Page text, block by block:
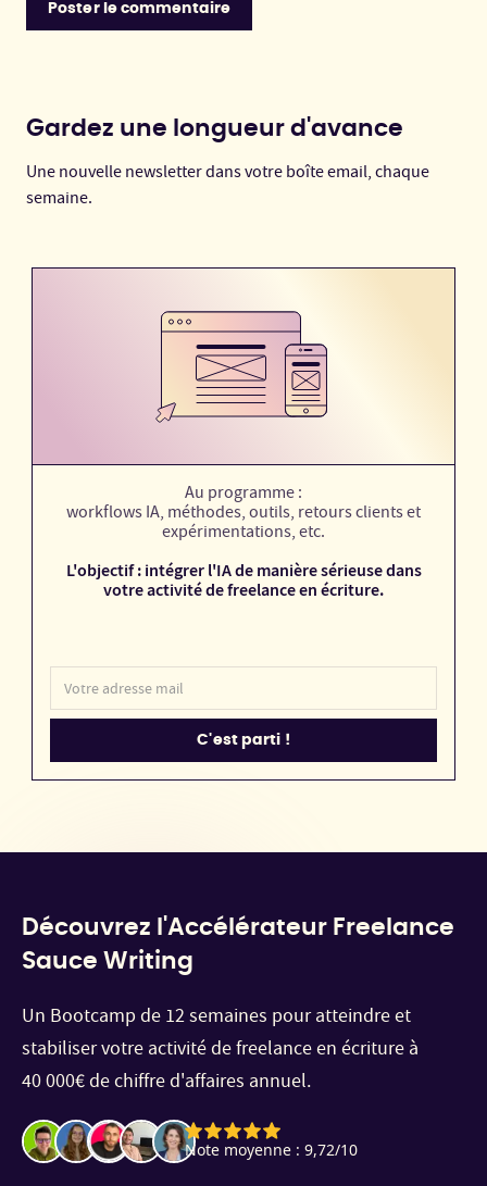
Gardez une longueur d'avance
Une nouvelle newsletter dans votre boîte email, chaque
semaine.
Au programme :
workflows IA, méthodes, outils, retours clients et
expérimentations, etc.
L'objectif : intégrer l'IA de manière sérieuse dans
votre activité de freelance en écriture.
Découvrez l'Accélérateur Freelance
Sauce Writing
Un Bootcamp de 12 semaines pour atteindre et
stabiliser votre activité de freelance en écriture à
40 000€ de chiffre d'affaires annuel.